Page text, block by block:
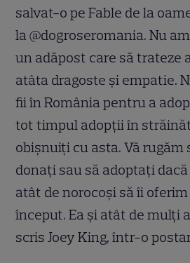
salvat-o pe Fable de la
la @dogroseromania. Nu
un adăpost care să trateze
atâta dragoste și empatie.
fii în România pentru a
tot timpul adopții în
obișnuiți cu asta. Vă rugăm
donați sau să adoptați
atât de norocoși să îi
început. Ea și atât de mulți
scris Joey King, într-o